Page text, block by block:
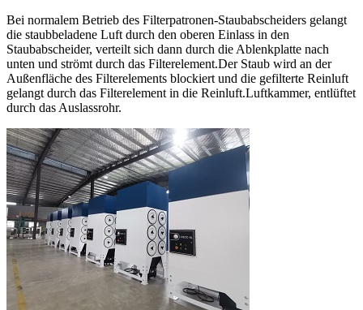
Bei normalem Betrieb des Filterpatronen-Staubabscheiders gelangt
die staubbeladene Luft durch den oberen Einlass in den
Staubabscheider, verteilt sich dann durch die Ablenkplatte nach
unten und strömt durch das Filterelement.Der Staub wird an der
Außenfläche des Filterelements blockiert und die gefilterte Reinluft
gelangt durch das Filterelement in die Reinluft.Luftkammer, entlüftet
durch das Auslassrohr.